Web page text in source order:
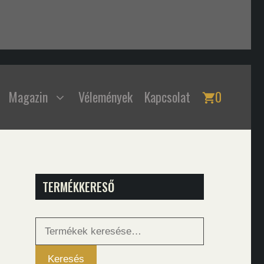
Magazin Vélemények Kapcsolat 0
TERMÉKKERESŐ
Keresés
Keresés